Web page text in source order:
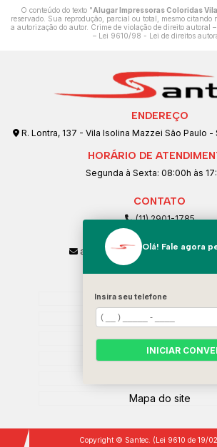
O conteúdo do texto "Alugar Impressoras Coloridas
reservado. Sua reprodução, parcial ou total, mesmo citando
a autorização do autor. Crime de violação de direito autoral
–
Lei 9610/98 - Lei de direitos
ENDEREÇO
R. Lontra, 137 - Vila Isolina Mazzei São Paulo
HORÁRIO DE
Segunda à Sexta: 08:00h às
CONTATO
(11) 2901-1785
(11) 99239-1832
Home
Empresa
SERVIÇOS
Contato
Mapa do site
Copyright © Santec. (Lei 9610 de 19/
Olá! Fale agora
Insira seu telefone
INICIAR